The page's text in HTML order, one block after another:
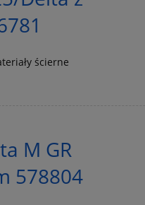
ścierne
M GR
578804